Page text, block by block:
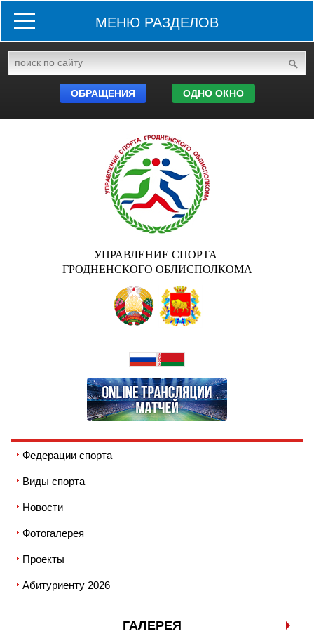
МЕНЮ РАЗДЕЛОВ
ОБРАЩЕНИЯ ОДНО ОКНО
УПРАВЛЕНИЕ СПОРТА
ГРОДНЕНСКОГО ОБЛИСПОЛКОМА
Федерации спорта
Виды спорта
Новости
Фотогалерея
Проекты
Абитуриенту 2026
ГАЛЕРЕЯ